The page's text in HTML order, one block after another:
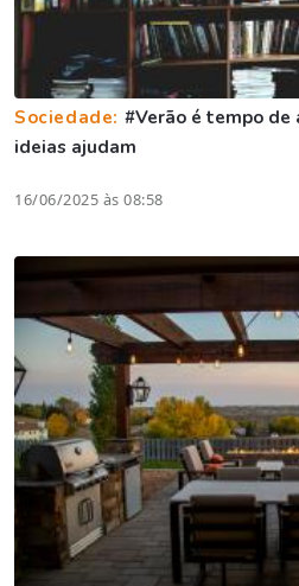
Sociedade: #Verão é tempo de
ideias ajudam
16/06/2025 às 08:58